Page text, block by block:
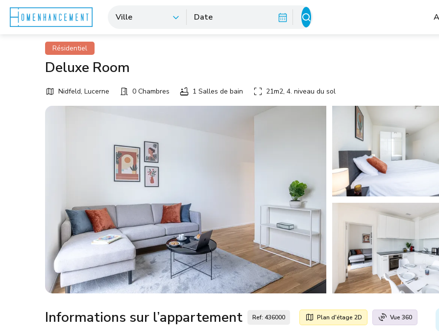
Ville Date
Résidentiel
Deluxe Room
Nidfeld, Lucerne 0 Chambres 1 Salles de bain 21m2, 4. niveau du sol
Informations sur l’appartement Ref: 436000 Plan d'étage 2D Vue 360